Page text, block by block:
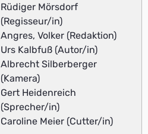
Rüdiger Mörsdorf
(Regisseur/in)
Angres, Volker (Redaktion)
Urs Kalbfuß (Autor/in)
Albrecht Silberberger
(Kamera)
Gert Heidenreich
(Sprecher/in)
Caroline Meier (Cutter/in)